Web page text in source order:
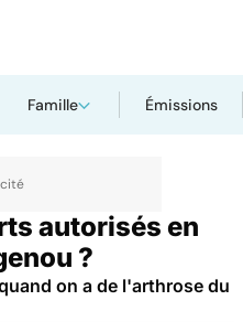
Famille Émissions
autorisés en
?
on a de l'arthrose du